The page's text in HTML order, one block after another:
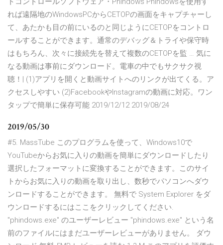
れば遠隔地のWindowsPCからCETOPの画面をキャプチャーし
て、あたかも目の前にいるのと同じようにCETOPをコントロ
ールすることができます。通常のデバッグ＆トライや保守時
はもちろん、次々に接続先を替えて複数のCETOPを監 … 気に
なる動画は事前にダウンロード。電車の中でもサクサク視
聴！| (1)アプリを開くと動画サイトへのリンクが出てくる。ア
クセスしやすい (2)FacebookやInstagramの動画に対応。ワン
タップで簡単に保存可能 2019/12/12 2019/08/24
2019/05/30
#5. MassTube このプログラムを使って、Windows10で
YouTubeからお気に入りの動画を簡単にダウンロードしたり
選択したフォーマットに変換することができます。このサイ
トからお気に入りの動画を取り出し、数秒でパソコンへダウ
ンロードすることができます。 無料で System Explorer をダ
ウンロードするにはここをクリックしてください.
"phindows.exe" のユーザーレビュー "phindows.exe" という名
前のファイルにはまだユーザーレビューがありません。 ダウ